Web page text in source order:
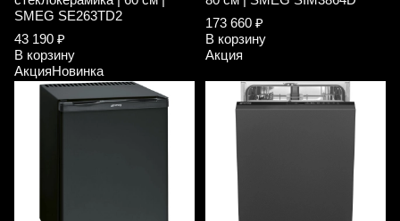
SMEG SE263TD2
43 190 ₽
В корзину
АкцияНовинка
173 660 ₽
В корзину
Акция